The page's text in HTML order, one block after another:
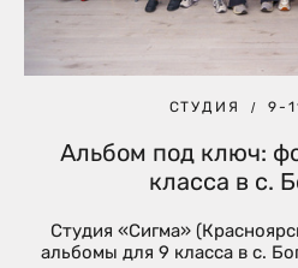
СТУДИЯ 9-
Альбом под ключ:
класса в с.
Студия «Сигма»
альбомы для 9 класса в с.